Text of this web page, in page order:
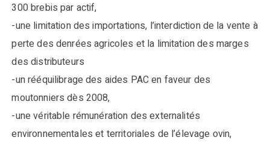
300 brebis par actif,
-une limitation des importations, l’interdiction de la vente à
perte des denrées agricoles et la limitation des marges
des distributeurs
-un rééquilibrage des aides PAC en faveur des
moutonniers dès 2008,
-une véritable rémunération des externalités
environnementales et territoriales de l’élevage ovin,